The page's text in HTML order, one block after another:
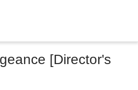
[Director's